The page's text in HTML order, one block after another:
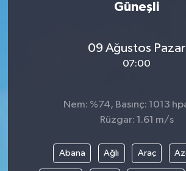
Güneşli
09 Ağustos Pazar
07:00
Nem: %74, Basınç: 1013
Rüzgar: 1.61 m/s
Abana Ağlı Araç